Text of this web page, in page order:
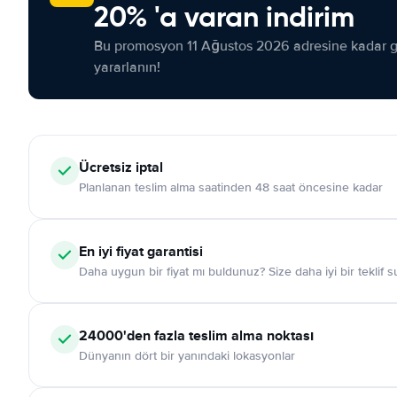
20% 'a varan indirim
Bu promosyon 11 Ağustos 2026 adresine kadar
yararlanın!
Ücretsiz iptal
Planlanan teslim alma saatinden 48 saat öncesine kadar
En iyi fiyat garantisi
Daha uygun bir fiyat mı buldunuz? Size daha iyi bir teklif
24000'den fazla teslim alma noktası
Dünyanın dört bir yanındaki lokasyonlar